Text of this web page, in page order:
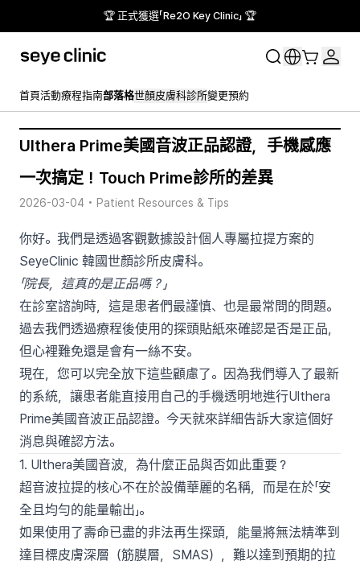
🏆 正式獲選「Re2O Key Clinic」 🏆
首頁活動療程指南部落格世顏皮膚科診所變更預約
Ulthera Prime美國音波正品認證，手機感應
一次搞定！Touch Prime診所的差異
2026-03-04 • Patient Resources & Tips
你好。我們是透過客觀數據設計個人專屬拉提方案的
SeyeClinic 韓國世顏診所皮膚科。
「院長，這真的是正品嗎？」
在診室諮詢時，這是患者們最謹慎、也是最常問的問題。
過去我們透過療程後使用的探頭貼紙來確認是否是正品，
但心裡難免還是會有一絲不安。
現在，您可以完全放下這些顧慮了。因為我們導入了最新
的系統，讓患者能直接用自己的手機透明地進行Ulthera
Prime美國音波正品認證。今天就來詳細告訴大家這個好
消息與確認方法。
1. Ulthera美國音波，為什麼正品與否如此重要？
超音波拉提的核心不在於設備華麗的名稱，而是在於「安
全且均勻的能量輸出」。
如果使用了壽命已盡的非法再生探頭，能量將無法精準到
達目標皮膚深層（筋膜層，SMAS），難以達到預期的拉